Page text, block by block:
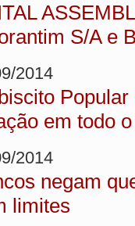
S/A e
2014
em todo
2014
negam
limites